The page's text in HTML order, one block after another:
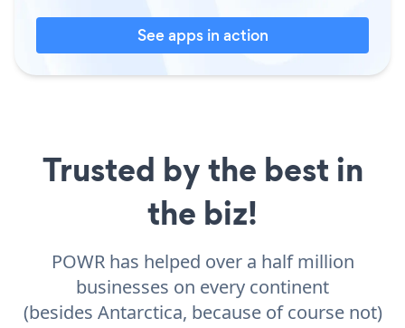
See apps in action
Trusted by the best in
the biz!
POWR has helped over a half million
businesses on every continent
(besides Antarctica, because of course not)